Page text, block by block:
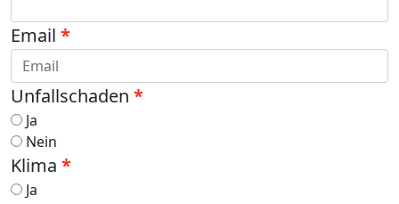
Email
Unfallschaden
Ja
Nein
Klima
Ja